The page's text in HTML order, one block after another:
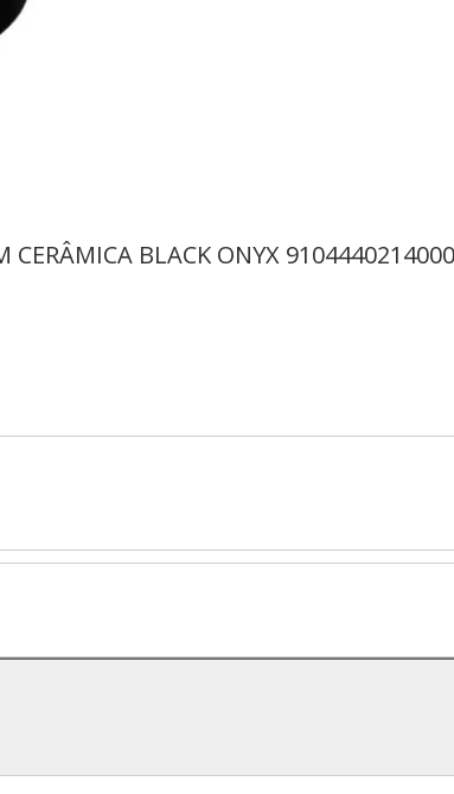
CERÂMICA BLACK ONYX